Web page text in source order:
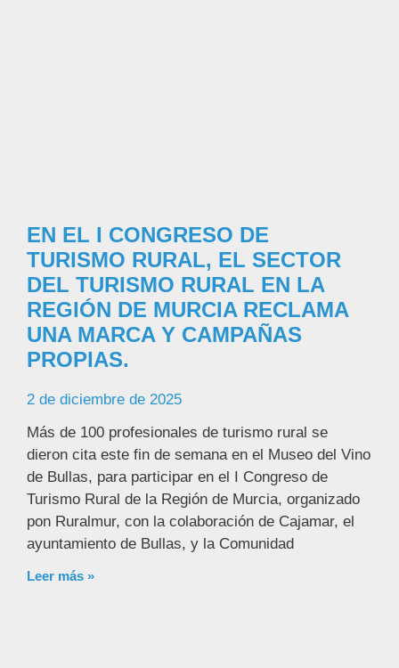
EN EL I CONGRESO DE
TURISMO RURAL, EL SECTOR
DEL TURISMO RURAL EN LA
REGIÓN DE MURCIA RECLAMA
UNA MARCA Y CAMPAÑAS
PROPIAS.
2 de diciembre de 2025
Más de 100 profesionales de turismo rural se
dieron cita este fin de semana en el Museo del Vino
de Bullas, para participar en el I Congreso de
Turismo Rural de la Región de Murcia, organizado
pon Ruralmur, con la colaboración de Cajamar, el
ayuntamiento de Bullas, y la Comunidad
Leer más »